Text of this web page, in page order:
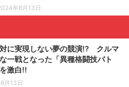
年8月13日
に実現しない夢の競演!? クルマ
一戦となった「異種格闘技バト
激白!!
月13日